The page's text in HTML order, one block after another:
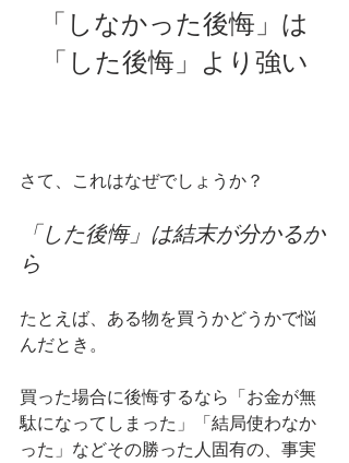
「しなかった後悔」は
「した後悔」より強い
さて、これはなぜでしょうか？
「した後悔」は結末が分かるか
ら
たとえば、ある物を買うかどうかで悩
んだとき。
買った場合に後悔するなら「お金が無
駄になってしまった」「結局使わなか
った」などその勝った人固有の、事実